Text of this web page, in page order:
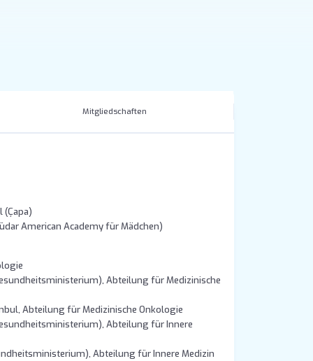
Mitgliedschaften
(Çapa)
American Academy für Mädchen)
Abteilung für Medizinische
Abteilung für Medizinische Onkologie
Abteilung für Innere
Abteilung für Innere Medizin